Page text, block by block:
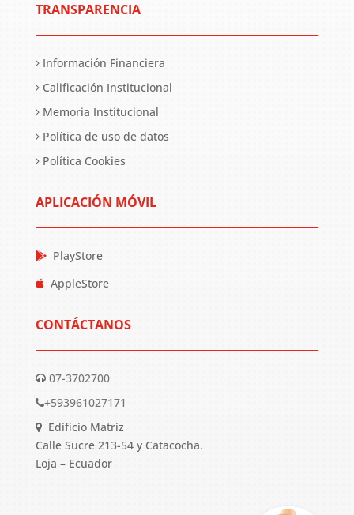
TRANSPARENCIA
Información Financiera
Calificación Institucional
Memoria Institucional
Política de uso de datos
Política Cookies
APLICACIÓN MÓVIL
PlayStore
AppleStore
CONTÁCTANOS
07-3702700
+593961027171
Edificio Matriz
Calle Sucre 213-54 y Catacocha.
Loja – Ecuador